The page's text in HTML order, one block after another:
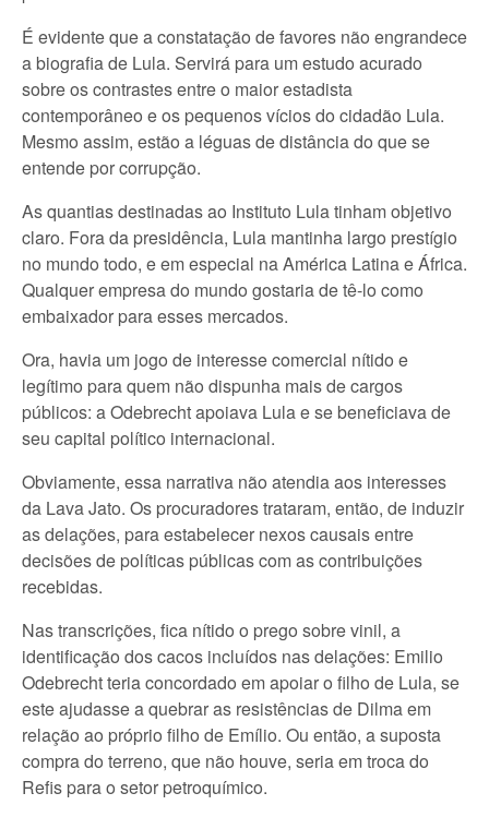
É evidente que a constatação de favores não engrandece
a biografia de Lula. Servirá para um estudo acurado
sobre os contrastes entre o maior estadista
contemporâneo e os pequenos vícios do cidadão Lula.
Mesmo assim, estão a léguas de distância do que se
entende por corrupção.
As quantias destinadas ao Instituto Lula tinham objetivo
claro. Fora da presidência, Lula mantinha largo prestígio
no mundo todo, e em especial na América Latina e África.
Qualquer empresa do mundo gostaria de tê-lo como
embaixador para esses mercados.
Ora, havia um jogo de interesse comercial nítido e
legítimo para quem não dispunha mais de cargos
públicos: a Odebrecht apoiava Lula e se beneficiava de
seu capital político internacional.
Obviamente, essa narrativa não atendia aos interesses
da Lava Jato. Os procuradores trataram, então, de induzir
as delações, para estabelecer nexos causais entre
decisões de políticas públicas com as contribuições
recebidas.
Nas transcrições, fica nítido o prego sobre vinil, a
identificação dos cacos incluídos nas delações: Emilio
Odebrecht teria concordado em apoiar o filho de Lula, se
este ajudasse a quebrar as resistências de Dilma em
relação ao próprio filho de Emílio. Ou então, a suposta
compra do terreno, que não houve, seria em troca do
Refis para o setor petroquímico.